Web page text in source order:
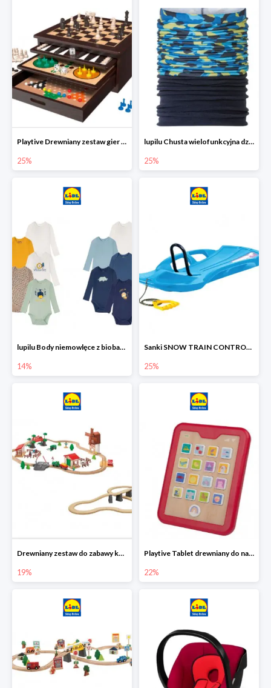
Playtive Drewniany zestaw gier 10 w 1
25%
lupilu Chusta wielofunkcyjna dziecięca
25%
lupilu Body niemowlęce z biobawełny
14%
Sanki SNOW TRAIN CONTROL -25%
25%
Drewniany zestaw do zabawy kolejką - farma i wiadukt
19%
Playtive Tablet drewniany do nauki, interaktywny
22%